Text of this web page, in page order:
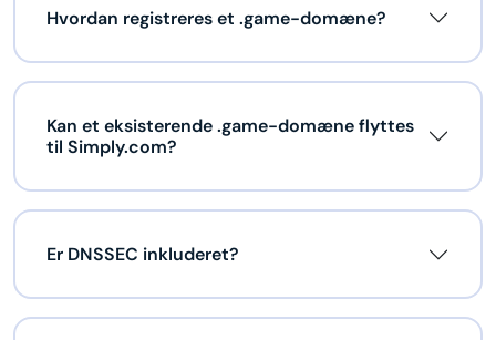
Hvordan registreres et .game-domæne?
Kan et eksisterende .game-domæne flyttes
til Simply.com?
Er DNSSEC inkluderet?